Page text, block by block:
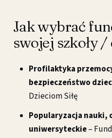
Jak wybrać
swojej szkoły
Profilaktyka
bezpieczeństwo
Dzieciom Siłę
Popularyzacja nauki,
uniwersyteckie–